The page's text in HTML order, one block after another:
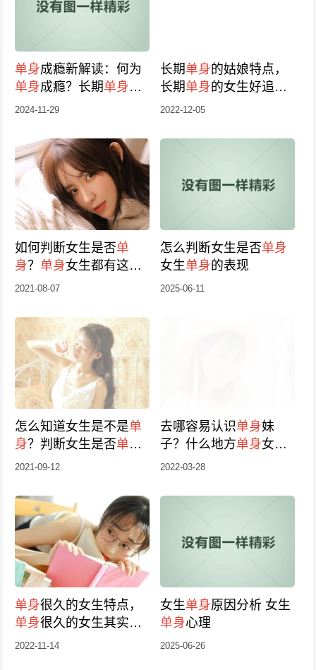
单身成瘾新解读：何为
单身成瘾？长期单身导
致的吗？
2024-11-29
长期单身的姑娘特点，
长期单身的女生好追
吗？
2022-12-05
如何判断女生是否单
身？ 单身女生都有这些
表现
2021-08-07
怎么判断女生是否单身
女生单身的表现
2025-06-11
怎么知道女生是不是单
身？判断女生是否单身
的方法
2021-09-12
去哪容易认识单身妹
子？什么地方单身女生
多
2022-03-28
单身很久的女生特点，
单身很久的女生其实好
追
2022-11-14
女生单身原因分析 女生
单身心理
2025-06-26